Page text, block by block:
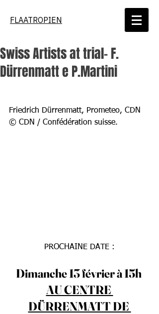
FLAATROPIEN
Swiss Artists at trial- F.
Dürrenmatt e P.Martini
Friedrich Dürrenmatt, Prometeo, CDN
© CDN / Confédération suisse.
PROCHAINE DATE :
Dimanche 13 février à 15h
AU CENTRE
DÜRRENMATT DE